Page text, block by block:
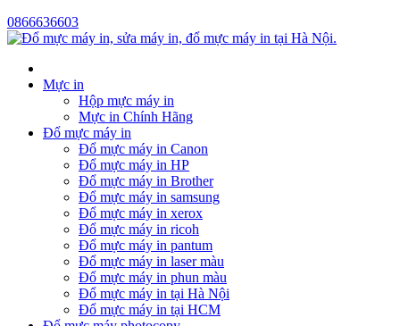
0866636603
Mực in
Hộp mực máy in
Mực in Chính Hãng
Đổ mực máy in
Đổ mực máy in Canon
Đổ mực máy in HP
Đổ mực máy in Brother
Đổ mực máy in samsung
Đổ mực máy in xerox
Đổ mực máy in ricoh
Đổ mực máy in pantum
Đổ mực máy in laser màu
Đổ mực máy in phun màu
Đổ mực máy in tại Hà Nội
Đổ mực máy in tại HCM